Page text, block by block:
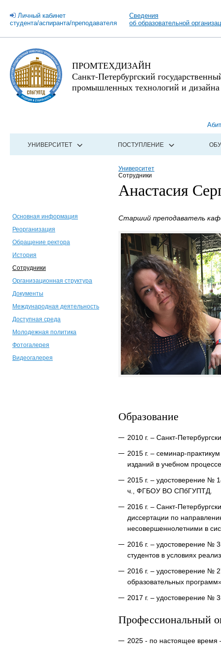
Личный кабинет
студента/аспиранта/преподавателя
Сведения
об образовательной
ПРОМТЕХДИЗАЙН
Санкт-Петербургский
промышленных технологий и дизайна
УНИВЕРСИТЕТ ПОСТУПЛЕНИЕ
Университет
Сотрудники
Анастасия
Основная информация
Реорганизация
Обращение ректора
История
Сотрудники
Организационная структура
Документы
Международная деятельность
Доступная среда
Молодежная политика
Фотогалерея
Видеогалерея
Старший преподаватель
Образование
2010 г. – Санкт-
2015 г. – семинар-
изданий в учебном
2015 г. – удостоверение №
ч., ФГБОУ ВО СПбГУПТД.
2016 г. – Санкт-
диссертации по
несовершеннолетними в
2016 г. – удостоверение №
студентов в условиях
2016 г. – удостоверение №
образовательных
2017 г. – удостоверение
Профессиональный
2025 - по настоящее время